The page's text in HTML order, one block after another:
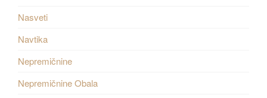
Nasveti
Navtika
Nepremičnine
Nepremičnine Obala